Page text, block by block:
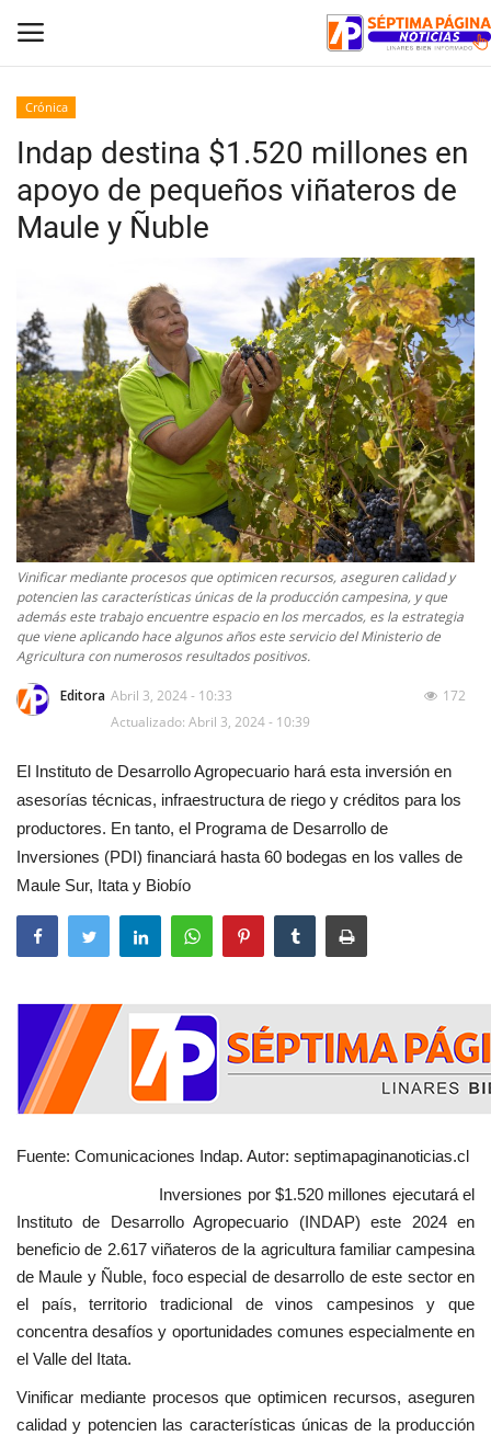
Inicio
Crónica
Tribunales
Deporte
Política
Espectáculos
Crónica
Indap destina $1.520 millones en
apoyo de pequeños viñateros de
Maule y Ñuble
Vinificar mediante procesos que optimicen recursos, aseguren calidad y
potencien las características únicas de la producción campesina, y que
además este trabajo encuentre espacio en los mercados, es la estrategia
que viene aplicando hace algunos años este servicio del Ministerio de
Agricultura con numerosos resultados positivos.
Editora Abril 3, 2024 - 10:33
Actualizado: Abril 3, 2024 - 10:39
172
El Instituto de Desarrollo Agropecuario hará esta inversión en
asesorías técnicas, infraestructura de riego y créditos para los
productores. En tanto, el Programa de Desarrollo de
Inversiones (PDI) financiará hasta 60 bodegas en los valles de
Maule Sur, Itata y Biobío
Fuente: Comunicaciones Indap. Autor: septimapaginanoticias.cl
Inversiones por $1.520 millones ejecutará el
Instituto de Desarrollo Agropecuario (INDAP) este 2024 en
beneficio de 2.617 viñateros de la agricultura familiar campesina
de Maule y Ñuble, foco especial de desarrollo de este sector en
el país, territorio tradicional de vinos campesinos y que
concentra desafíos y oportunidades comunes especialmente en
el Valle del Itata.
Vinificar mediante procesos que optimicen recursos, aseguren
calidad y potencien las características únicas de la producción